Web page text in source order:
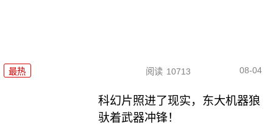
最热 阅读 10713 08-04
科幻片照进了现实，东大机器狼
驮着武器冲锋！